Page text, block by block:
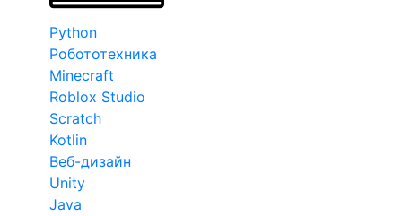
Python
Робототехника
Minecraft
Roblox Studio
Scratch
Kotlin
Веб-дизайн
Unity
Java